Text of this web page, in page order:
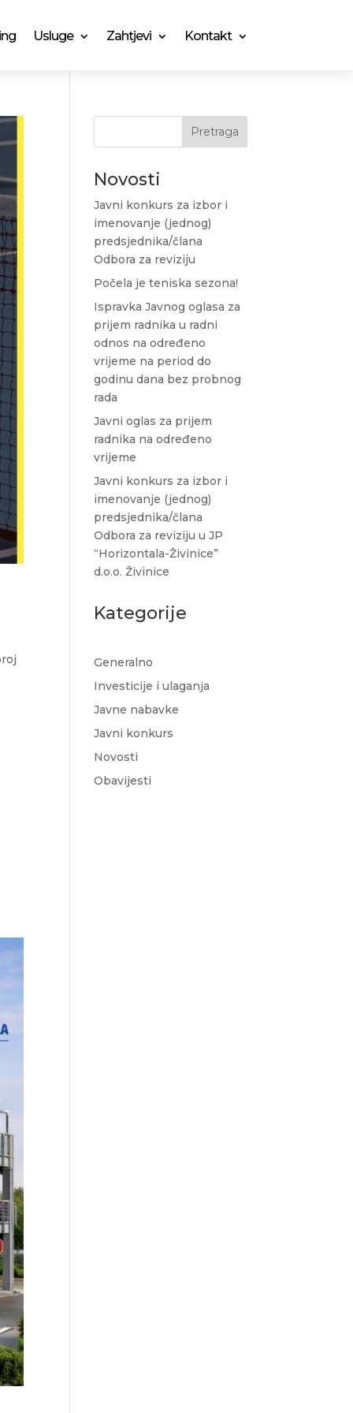
Usluge Zahtjevi Kontakt
Pretraga
Novosti
Javni konkurs za izbor i
imenovanje (jednog)
predsjednika/člana
Odbora za reviziju
Počela je teniska sezona!
Ispravka Javnog oglasa za
prijem radnika u radni
odnos na određeno
vrijeme na period do
godinu dana bez probnog
rada
Javni oglas za prijem
radnika na određeno
vrijeme
Javni konkurs za izbor i
imenovanje (jednog)
predsjednika/člana
Odbora za reviziju u JP
“Horizontala-Živinice”
d.o.o. Živinice
Kategorije
Generalno
Investicije i ulaganja
Javne nabavke
Javni konkurs
Novosti
Obavijesti